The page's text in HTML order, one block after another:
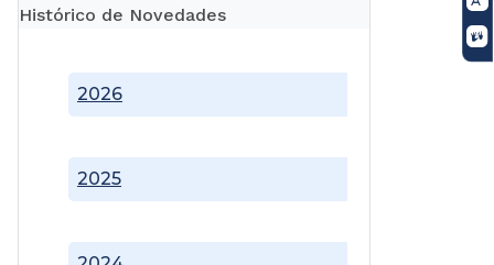
Histórico de Novedades
2025
2026